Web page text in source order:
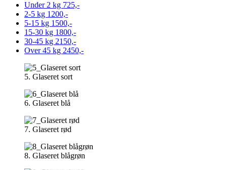
Under 2 kg 725,-
2-5 kg 1200,-
5-15 kg 1500,-
15-30 kg 1800,-
30-45 kg 2150,-
Over 45 kg 2450,-
5. Glaseret sort
6. Glaseret blå
7. Glaseret rød
8. Glaseret blågrøn